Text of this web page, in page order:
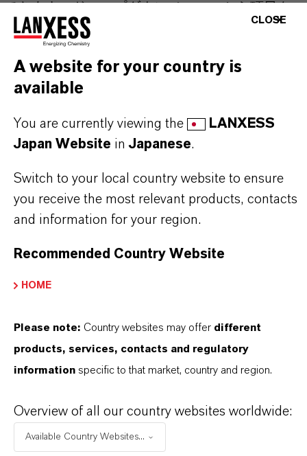
選択すると、ダウンロードリンクが表示されま
TDS Empty
CLOSE
A website for your country is
available
You are currently viewing the
LANXESS
Japan Website inJapanese.
Switch to your local country website to ensure
you receive the most relevant products, contacts
and information for your region.
Recommended Country Website
HOME
Please note: Country websites may offer different
products, services, contacts and regulatory
information specific to that market, country and region.
Overview of all our country websites worldwide:
Available Country Websites...